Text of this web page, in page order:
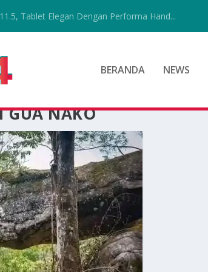
Tablet Elegan Dengan Performa Hand...
BERANDA NEWS
GUA NAKO